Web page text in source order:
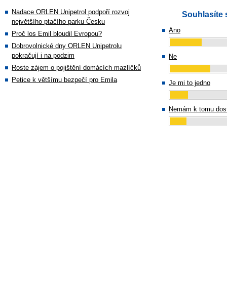
Nadace ORLEN Unipetrol podpoří rozvoj
největšího ptačího parku Česku
Proč los Emil bloudil Evropou?
Dobrovolnické dny ORLEN Unipetrolu
pokračují i na podzim
Roste zájem o pojištění domácích mazlíčků
Petice k většímu bezpečí pro Emila
Souhlasíte
Ano
Ne
Je mi to jedno
Nemám k tomu